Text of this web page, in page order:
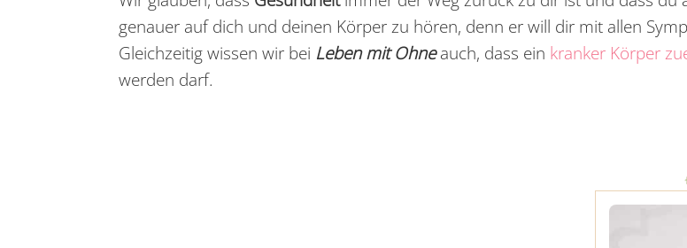
genauer auf dich und deinen Körper zu hören, denn er will dir mit allen
Gleichzeitig wissen wir bei Leben mit Ohneauch, dass ein kranker Körper
werden darf.